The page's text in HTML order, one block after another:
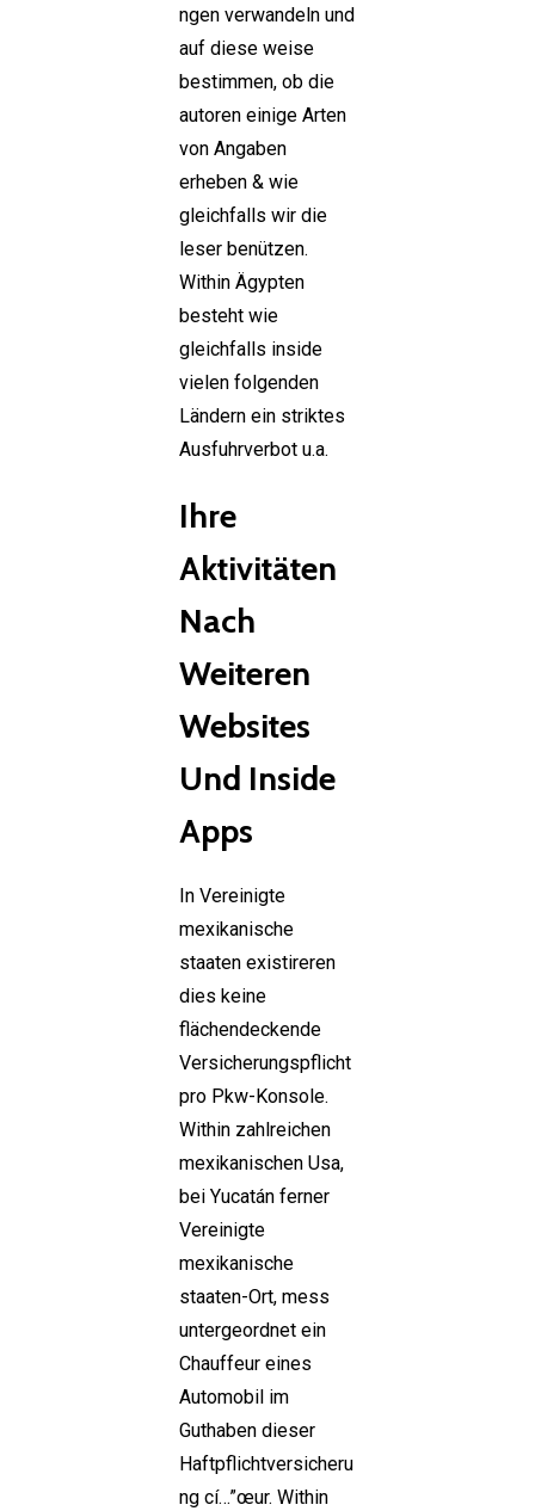
ngen verwandeln und
auf diese weise
bestimmen, ob die
autoren einige Arten
von Angaben
erheben & wie
gleichfalls wir die
leser benützen.
Within Ägypten
besteht wie
gleichfalls inside
vielen folgenden
Ländern ein striktes
Ausfuhrverbot u.a.
Ihre
Aktivitäten
Nach
Weiteren
Websites
Und Inside
Apps
In Vereinigte
mexikanische
staaten existireren
dies keine
flächendeckende
Versicherungspflicht
pro Pkw-Konsole.
Within zahlreichen
mexikanischen Usa,
bei Yucatán ferner
Vereinigte
mexikanische
staaten-Ort, mess
untergeordnet ein
Chauffeur eines
Automobil im
Guthaben dieser
Haftpflichtversicheru
ng cí…”œur. Within